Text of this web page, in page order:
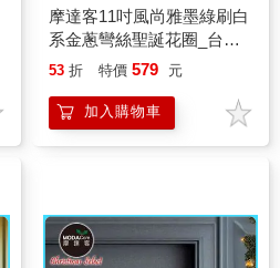
摩達客11吋風尚雅墨綠刷白
系金蔥彎絲聖誕花圈_台灣
工藝免組裝
53 折 特價 579 元
加入購物車